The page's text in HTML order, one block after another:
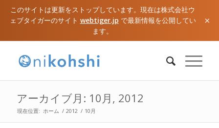
このサイトは更新をストップしています。現在は株式会社ウ
ェブタイガーのサイト webtiger.jp で最新情報を公開してい
ます。
×
アーカイブ月: 10月, 2012
現在位置: ホーム / 2012 / 10月